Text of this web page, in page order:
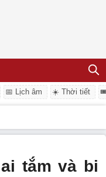
📅 Lịch âm ☀️ Thời tiết
tắm và bi